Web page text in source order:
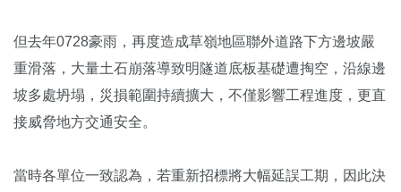
但去年0728豪雨，再度造成草嶺地區聯外道路下方邊坡嚴
重滑落，大量土石崩落導致明隧道底板基礎遭掏空，沿線邊
坡多處坍塌，災損範圍持續擴大，不僅影響工程進度，更直
接威脅地方交通安全。
當時各單位一致認為，若重新招標將大幅延誤工期，因此決